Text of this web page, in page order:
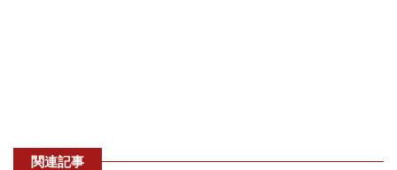
関連記事